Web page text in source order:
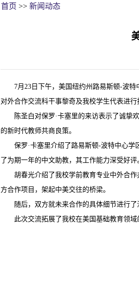
首页 >> 新闻动态
7月23日下午，美国纽约州路易斯顿-波
对外合作交流科干事黎奇及我校学生代表进
陈圣白对保罗·卡塞里的来访表示了诚挚
的新时代教师共商良策。
保罗·卡塞里介绍了路易斯顿-波特中心
了为期一年的中文助教，其工作能力深受好
胡春光介绍了我校学前教育专业中外合
方合作项目，架起中美交往的桥梁。
随后，双方就未来合作的具体细节进行了
此次交流拓展了我校在美国基础教育领